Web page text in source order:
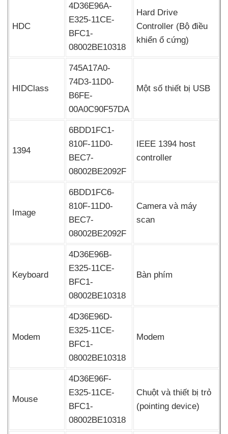
HDC
4D36E96A-
E325-11CE-
BFC1-
08002BE10318
Hard Drive
Controller (Bộ điều
khiển ổ cứng)
HIDClass
745A17A0-
74D3-11D0-
B6FE-
00A0C90F57DA
Một số thiết bị USB
1394
6BDD1FC1-
810F-11D0-
BEC7-
08002BE2092F
IEEE 1394 host
controller
Image
6BDD1FC6-
810F-11D0-
BEC7-
08002BE2092F
Camera và máy
scan
Keyboard
4D36E96B-
E325-11CE-
BFC1-
08002BE10318
Bàn phím
Modem
4D36E96D-
E325-11CE-
BFC1-
08002BE10318
Modem
Mouse
4D36E96F-
E325-11CE-
BFC1-
08002BE10318
Chuột và thiết bị trỏ
(pointing device)